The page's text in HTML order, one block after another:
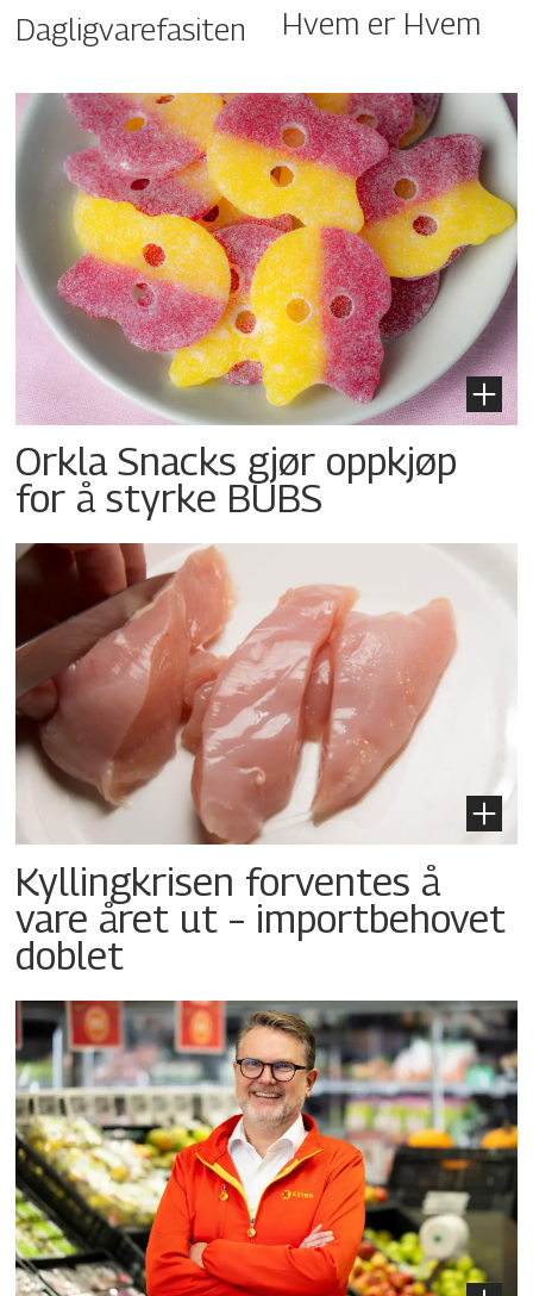
Dagligvarefasiten Hvem er Hvem
Orkla Snacks gjør oppkjøp
for å styrke BUBS
Kyllingkrisen forventes å
vare året ut – importbehovet
doblet